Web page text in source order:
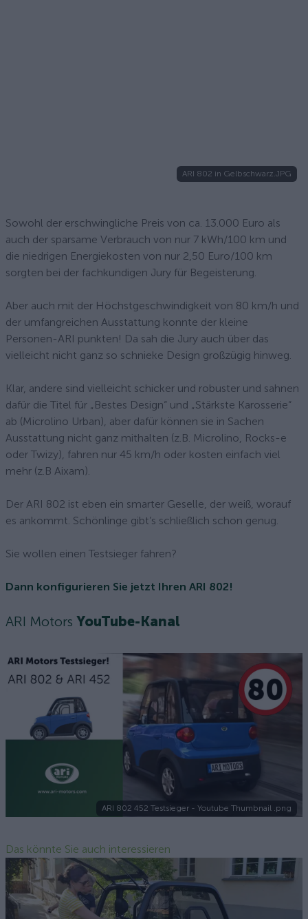
ARI 802 in Gelbschwarz.JPG
Sowohl der erschwingliche Preis von ca. 13.000 Euro als
auch der sparsame Verbrauch von nur 7 kWh/100 km und
die niedrigen Energiekosten von nur 2,50 Euro/100 km
sorgten bei der fachkundigen Jury für Begeisterung.
Aber auch mit der Höchstgeschwindigkeit von 80 km/h und
der umfangreichen Ausstattung konnte der kleine
Personen-ARI punkten! Da sah die Jury auch über das
vielleicht nicht ganz so schnieke Design großzügig hinweg.
Klar, andere sind vielleicht schicker und robuster und sahnen
dafür die Titel für „Bestes Design“ und „Stärkste Karosserie“
ab (Microlino Urban), aber dafür können sie in Sachen
Ausstattung nicht ganz mithalten (z.B. Microlino, Rocks-e
oder Twizy), fahren nur 45 km/h oder kosten einfach viel
mehr (z.B Aixam).
Der ARI 802 ist eben ein smarter Geselle, der weiß, worauf
es ankommt. Schönlinge gibt’s schließlich schon genug.
Sie wollen einen Testsieger fahren?
Dann konfigurieren Sie jetzt Ihren ARI 802!
ARI Motors YouTube-Kanal
ARI 802 452 Testsieger - Youtube Thumbnail .png
Das könnte Sie auch interessieren